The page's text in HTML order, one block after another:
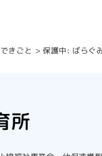
きごと 保護中: ばらぐ